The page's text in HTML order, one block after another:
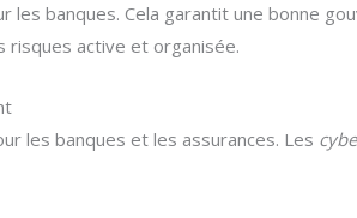
banques. Cela garantit une bonne
active et organisée.
les banques et les assurances. Les